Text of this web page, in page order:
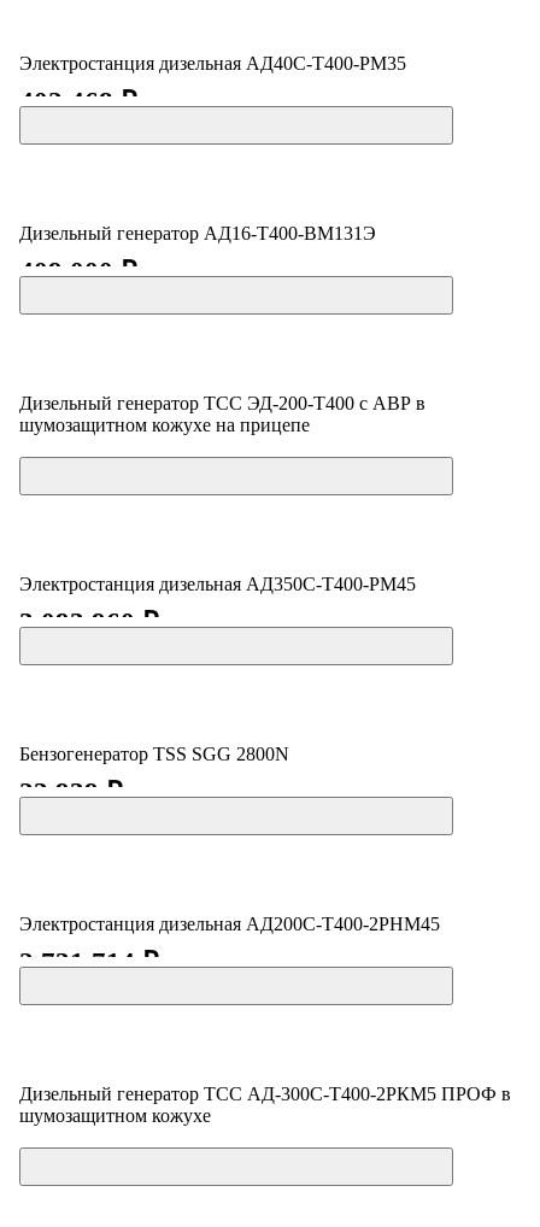
Электростанция дизельная АД40С-Т400-РМ35
402 468 ₽
Дизельный генератор АД16-Т400-ВМ131Э
409 000 ₽
Дизельный генератор ТСС ЭД-200-Т400 с АВР в
шумозащитном кожухе на прицепе
Цена по запросу
Электростанция дизельная АД350С-Т400-РМ45
3 093 960 ₽
Бензогенератор TSS SGG 2800N
23 939 ₽
Электростанция дизельная АД200С-Т400-2РНМ45
2 731 714 ₽
Дизельный генератор ТСС АД-300С-Т400-2РКМ5 ПРОФ в
шумозащитном кожухе
Цена по запросу